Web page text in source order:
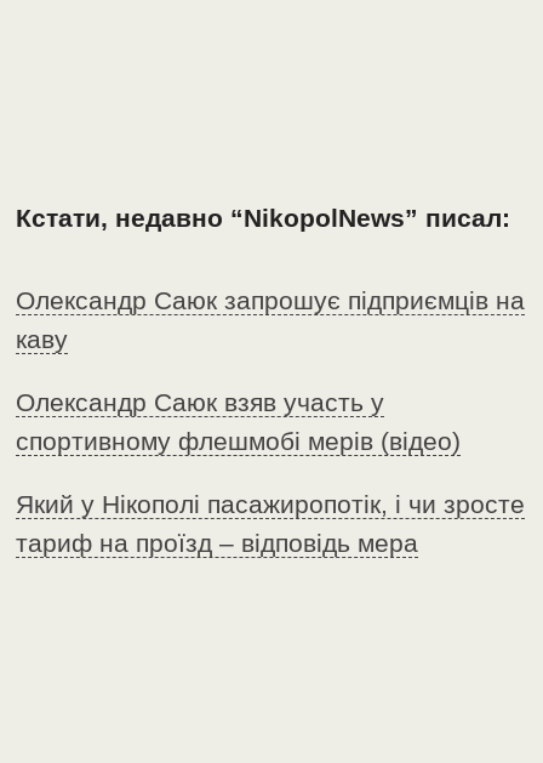
Кстати, недавно “NikopolNews” писал:
Олександр Саюк запрошує підприємців на
каву
Олександр Саюк взяв участь у
спортивному флешмобі мерів (відео)
Який у Нікополі пасажиропотік, і чи зросте
тариф на проїзд – відповідь мера